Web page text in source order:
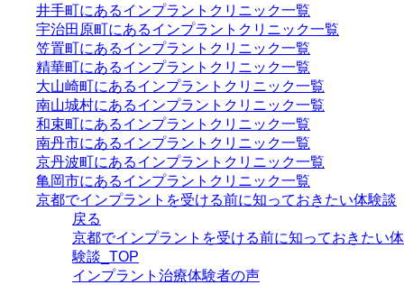
井手町にあるインプラントクリニック一覧
宇治田原町にあるインプラントクリニック一覧
笠置町にあるインプラントクリニック一覧
精華町にあるインプラントクリニック一覧
大山崎町にあるインプラントクリニック一覧
南山城村にあるインプラントクリニック一覧
和束町にあるインプラントクリニック一覧
南丹市にあるインプラントクリニック一覧
京丹波町にあるインプラントクリニック一覧
亀岡市にあるインプラントクリニック一覧
京都でインプラントを受ける前に知っておきたい体験談
戻る
京都でインプラントを受ける前に知っておきたい体
験談_TOP
インプラント治療体験者の声